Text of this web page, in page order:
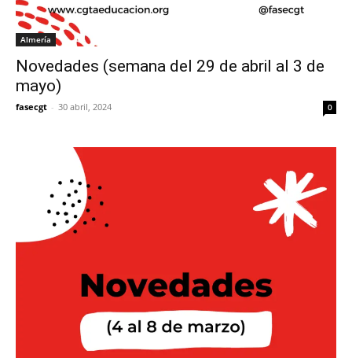
Almería
Novedades (semana del 29 de abril al 3 de
mayo)
fasecgt - 30 abril, 2024 0